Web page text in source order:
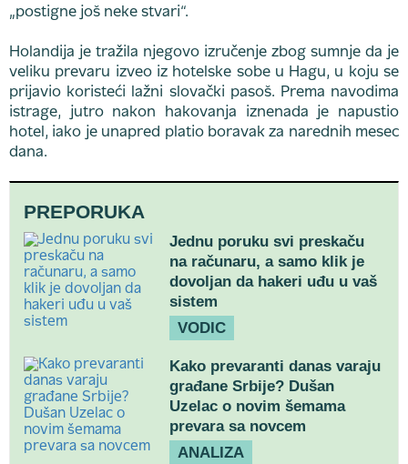
„postigne još neke stvari“.
Holandija je tražila njegovo izručenje zbog sumnje da je
veliku prevaru izveo iz hotelske sobe u Hagu, u koju se
prijavio koristeći lažni slovački pasoš. Prema navodima
istrage, jutro nakon hakovanja iznenada je napustio
hotel, iako je unapred platio boravak za narednih mesec
dana.
PREPORUKA
Jednu poruku svi preskaču
na računaru, a samo klik je
dovoljan da hakeri uđu u vaš
sistem
VODIC
Kako prevaranti danas varaju
građane Srbije? Dušan
Uzelac o novim šemama
prevara sa novcem
ANALIZA